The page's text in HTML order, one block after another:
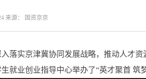
来源： 国资京京
实京津冀协同发展战略，推动人才资
就业创业指导中心举办了“英才聚首 筑